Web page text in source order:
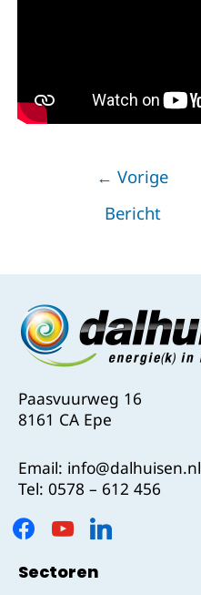
← Vorige
Bericht
Paasvuurweg 16
8161 CA Epe
Email: info@dalhuisen.nl
Tel: 0578 – 612 456
Sectoren